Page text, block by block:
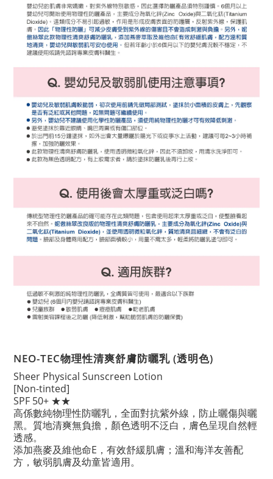
NEO-TEC物理性清爽舒膚防曬乳 (透明色)
Sheer Physical Sunscreen Lotion
[Non-tinted]
SPF 50+ ★★
高係數純物理性防曬乳，全面對抗紫外線，防止曬傷與曬
黑。質地清爽無負擔，顏色透明不泛白，膚色呈現自然輕
透感。
添加燕麥及維他命E，有效舒緩肌膚；溫和海洋友善配
方，敏弱肌膚及幼童皆適用。